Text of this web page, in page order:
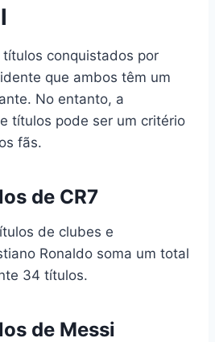
conquistados por
que ambos têm um
No entanto, a
títulos pode ser um critério
fãs.
de CR7
de clubes e
Ronaldo soma um total
34 títulos.
de Messi